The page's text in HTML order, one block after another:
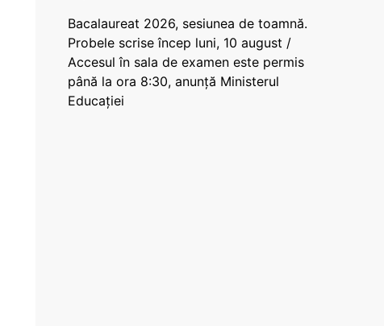
Bacalaureat 2026, sesiunea de toamnă.
Probele scrise încep luni, 10 august /
Accesul în sala de examen este permis
până la ora 8:30, anunță Ministerul
Educației